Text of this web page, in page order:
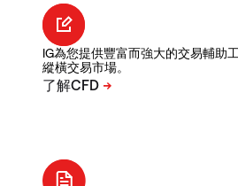
IG為您提供豐富而強大的交易輔助
縱橫交易市場。